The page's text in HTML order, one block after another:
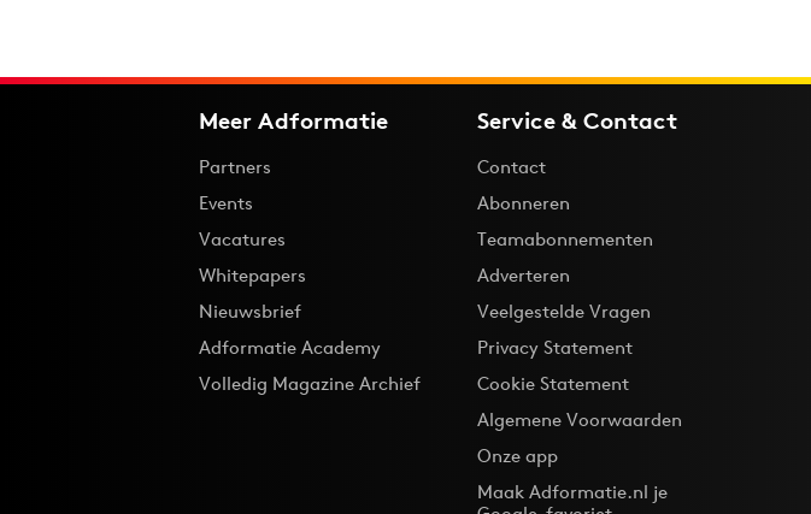
Meer Adformatie
Partners
Events
Vacatures
Whitepapers
Nieuwsbrief
Adformatie Academy
Volledig Magazine Archief
Service & Contact
Contact
Abonneren
Teamabonnementen
Adverteren
Veelgestelde Vragen
Privacy Statement
Cookie Statement
Algemene Voorwaarden
Onze app
Maak Adformatie.nl je